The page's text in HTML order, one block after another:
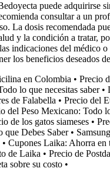
puede adquirirse
consultar a un
La dosis recomendada
y la condición a tratar,
indicaciones del médico
los beneficios deseados
en Colombia • Precio
lo que necesitas saber•
de Falabella • Precio del
del Peso Mexicano: Todo
de los gatos siameses •
que Debes Saber•
• Cupones Laika: Ahorra en
de Laika • Precio de
sobre su costo •